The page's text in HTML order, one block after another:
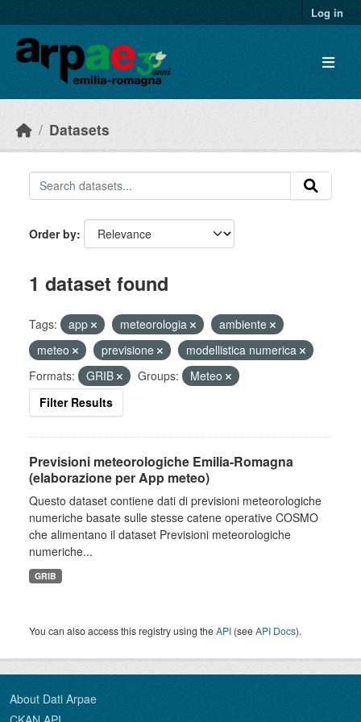
Log in
Datasets
Order by
1 dataset found
Tags: app meteorologia
ambiente
meteo
previsione
modellistica numerica
Formats:
GRIB Groups:
Meteo
Filter Results
Previsioni meteorologiche Emilia-Romagna
(elaborazione per App meteo)
Questo dataset contiene dati di previsioni meteorologiche
numeriche basate sulle stesse catene operative COSMO
che alimentano il dataset Previsioni meteorologiche
numeriche...
GRIB
You can also access this registry using theAPI (seeAPI Docs).
About Dati Arpae